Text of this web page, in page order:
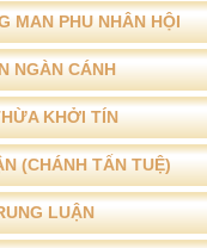
MAN PHU NHÂN HỘI
NGÀN CÁNH
KHỞI TÍN
(CHÁNH TẤN TUỆ)
LUẬN